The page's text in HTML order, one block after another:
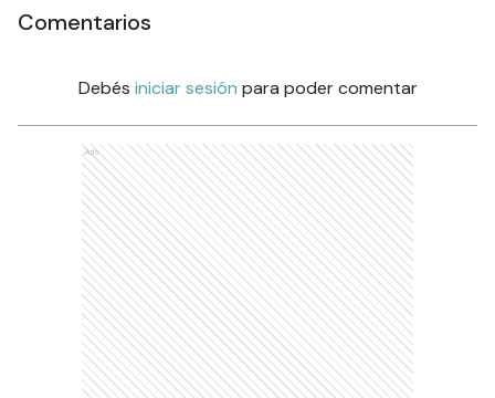
Comentarios
Debés iniciar sesión para poder comentar
Ads